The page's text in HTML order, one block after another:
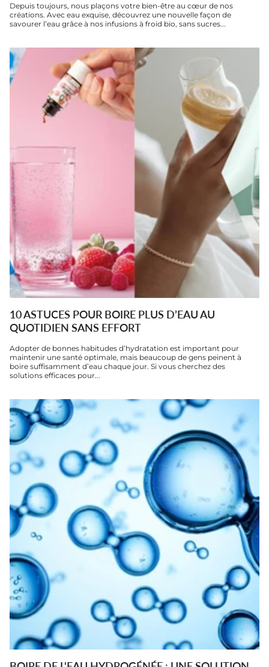
Depuis toujours, nous plaçons votre bien-être au cœur de nos
créations. Avec eau exquise, découvrez une nouvelle façon de
savourer l’eau grâce à nos infusions à froid bio, sans sucres...
10 ASTUCES POUR BOIRE PLUS D’EAU AU
QUOTIDIEN SANS EFFORT
Adopter de bonnes habitudes d’hydratation est important pour
maintenir une santé optimale, mais beaucoup de gens peinent à
boire suffisamment d’eau chaque jour. Si vous cherchez des
solutions efficaces pour...